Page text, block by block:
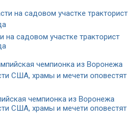
на садовом участке тракторист
чемпионка из Воронежа
США, храмы и мечети оповестят